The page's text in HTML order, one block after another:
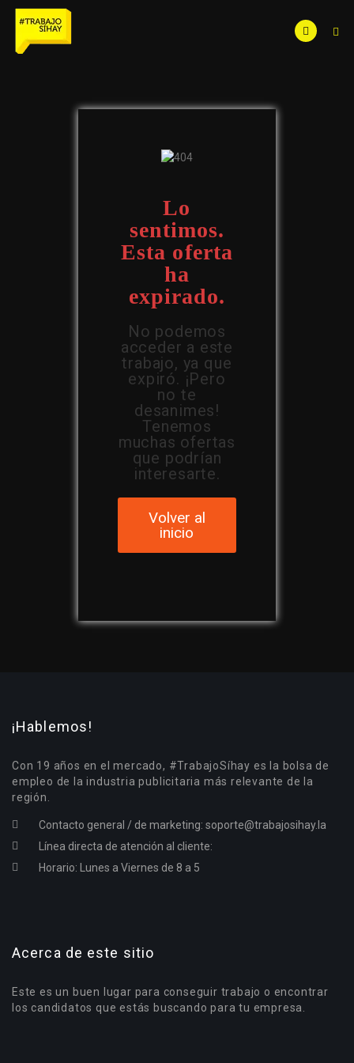
Lo
sentimos.
Esta oferta
ha
expirado.
No podemos
acceder a este
trabajo, ya que
expiró. ¡Pero
no te
desanimes!
Tenemos
muchas ofertas
que podrían
interesarte.
Volver al
inicio
¡Hablemos!
Con 19 años en el mercado, #TrabajoSíhay es la bolsa de
empleo de la industria publicitaria más relevante de la
región.
Contacto general / de marketing: soporte@trabajosihay.la
Línea directa de atención al cliente:
Horario: Lunes a Viernes de 8 a 5
Acerca de este sitio
Este es un buen lugar para conseguir trabajo o encontrar
los candidatos que estás buscando para tu empresa.